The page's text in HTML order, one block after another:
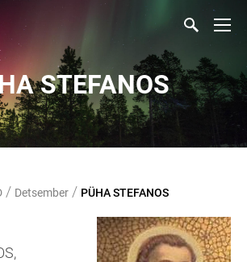
STEFANOS
/ Detsember / PÜHA STEFANOS